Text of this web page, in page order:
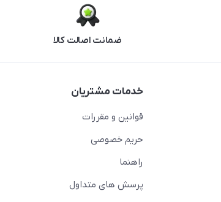
ضمانت اصالت کالا
خدمات مشتریان
قوانین و مقررات
حریم خصوصی
راهنما
پرسش های متداول